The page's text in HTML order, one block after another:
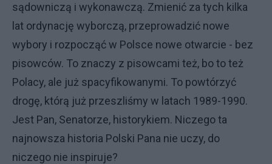
sądowniczą i wykonawczą. Zmienić za tych kilka
lat ordynację wyborczą, przeprowadzić nowe
wybory i rozpocząć w Polsce nowe otwarcie - bez
pisowców. To znaczy z pisowcami też, bo to też
Polacy, ale już spacyfikowanymi. To powtórzyć
drogę, którą już przeszliśmy w latach 1989-1990.
Jest Pan, Senatorze, historykiem. Niczego ta
najnowsza historia Polski Pana nie uczy, do
niczego nie inspiruje?